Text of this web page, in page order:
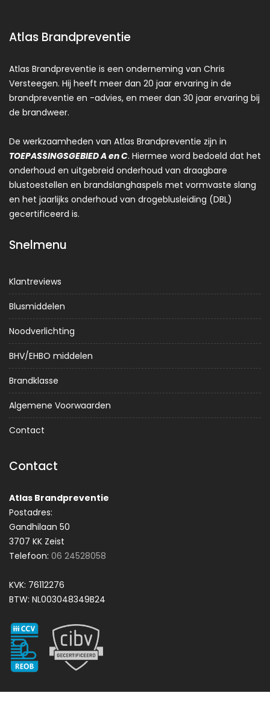
Atlas Brandpreventie
Atlas Brandpreventie is een onderneming van Chris
Versteegen. Hij heeft meer dan 20 jaar ervaring in de
brandpreventie en -advies, en meer dan 30 jaar ervaring bij
de brandweer.
De werkzaamheden van Atlas Brandpreventie zijn in
TOEPASSINGSGEBIED A en C. Hiermee word bedoeld dat het
onderhoud en uitgebreid onderhoud van draagbare
blustoestellen en brandslanghaspels met vormvaste slang
en het jaarlijks onderhoud van drogeblusleiding (DBL)
gecertificeerd is.
Snelmenu
Klantreviews
Blusmiddelen
Noodverlichting
BHV/EHBO middelen
Brandklasse
Algemene Voorwaarden
Contact
Contact
Atlas Brandpreventie
Postadres:
Gandhilaan 50
3707 KK Zeist
Telefoon: 06 24528058
KVK: 76112276
BTW: NL003048349B24